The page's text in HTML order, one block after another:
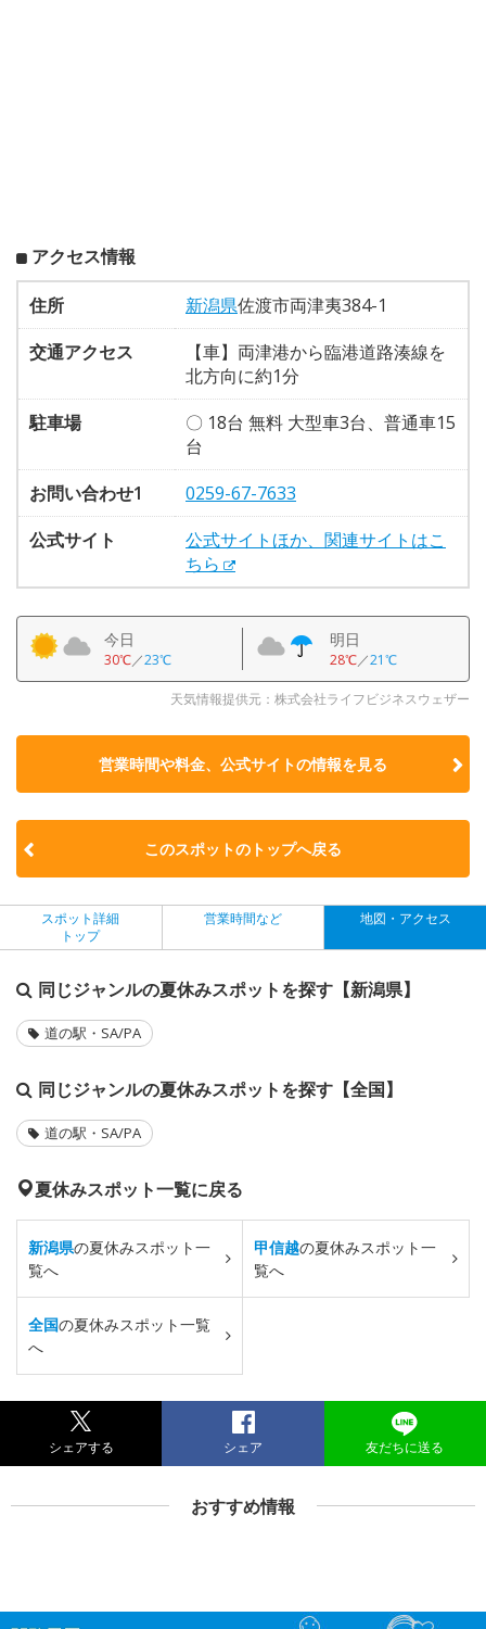
アクセス情報
住所 新潟県佐渡市両津夷384-1
交通アクセス
【車】両津港から臨港道路湊線を
北方向に約1分
駐車場
〇 18台 無料 大型車3台、普通車15
台
お問い合わせ1
0259-67-7633
公式サイト
公式サイトほか、関連サイトはこ
ちら
今日
30℃／23℃
明日
28℃／21℃
天気情報提供元：株式会社ライフビジネスウェザー
営業時間や料金、公式サイトの情報を見る
このスポットのトップへ戻る
スポット詳細
トップ
営業時間など 地図・アクセス
同じジャンルの夏休みスポットを探す【新潟県】
道の駅・SA/PA
同じジャンルの夏休みスポットを探す【全国】
道の駅・SA/PA
夏休みスポット一覧に戻る
新潟県の夏休みスポット一
覧へ
甲信越の夏休みスポット一
覧へ
全国の夏休みスポット一覧
へ
シェアする シェア 友だちに送る
おすすめ情報